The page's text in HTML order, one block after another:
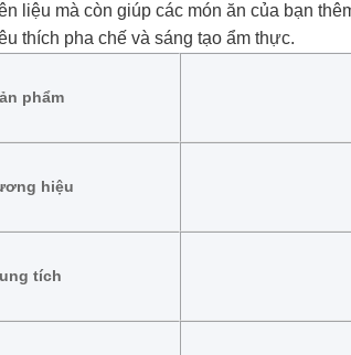
liệu mà còn giúp các món ăn của bạn
thích pha chế và sáng tạo ẩm thực.
phẩm
hiệu
tích